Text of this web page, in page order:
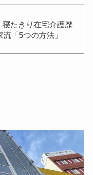
寝たきり在宅介護歴
「5つの方法」